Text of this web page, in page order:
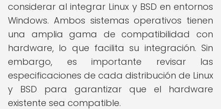
considerar al integrar Linux y BSD en entornos
Windows. Ambos sistemas operativos tienen
una amplia gama de compatibilidad con
hardware, lo que facilita su integración. Sin
embargo, es importante revisar las
especificaciones de cada distribución de Linux
y BSD para garantizar que el hardware
existente sea compatible.